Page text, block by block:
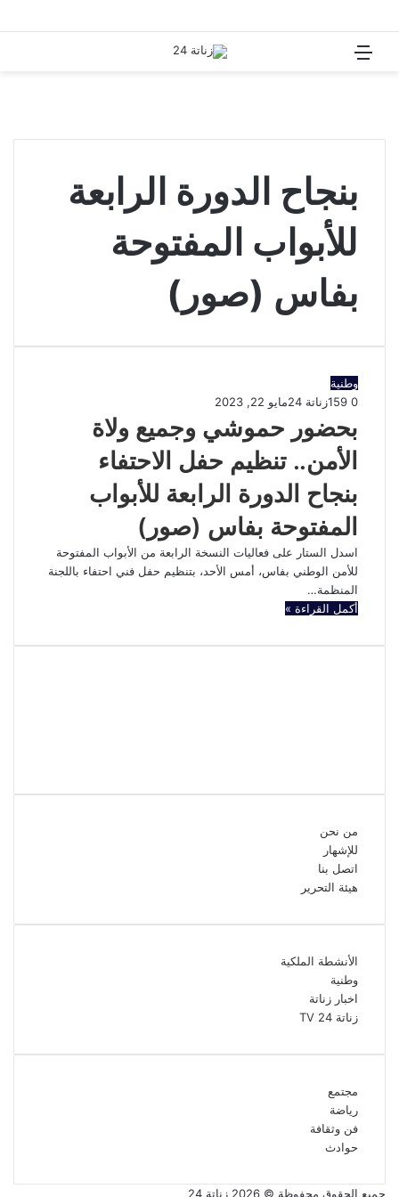
القائمة
بنجاح الدورة الرابعة
للأبواب المفتوحة
بفاس (صور)
وطنية
زناتة 24
مايو 22, 2023 0
بحضور حموشي وجميع ولاة
الأمن.. تنظيم حفل الاحتفاء
بنجاح الدورة الرابعة للأبواب
المفتوحة بفاس (صور)
اسدل الستار على فعاليات النسخة الرابعة من الأبواب المفتوحة
للأمن الوطني بفاس، أمس الأحد، بتنظيم حفل فني احتفاء باللجنة
المنظمة…
أكمل القراءة »
من نحن
للإشهار
اتصل بنا
هيئة التحرير
الأنشطة الملكية
وطنية
اخبار زناتة
زناتة 24 TV
مجتمع
رياضة
فن وثقافة
حوادث
جميع الحقوق محفوظة © 2026 زناتة 24